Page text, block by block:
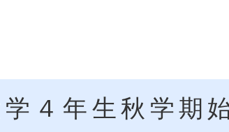
４年生秋学期